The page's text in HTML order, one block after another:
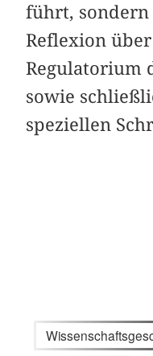
führt, sondern
Reflexion
Regulatorium
sowie
speziellen